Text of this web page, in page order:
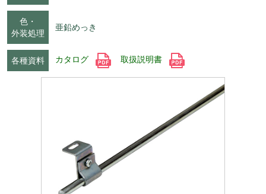
色・
外装処理
亜鉛めっき
各種資料 カタログ 取扱説明書